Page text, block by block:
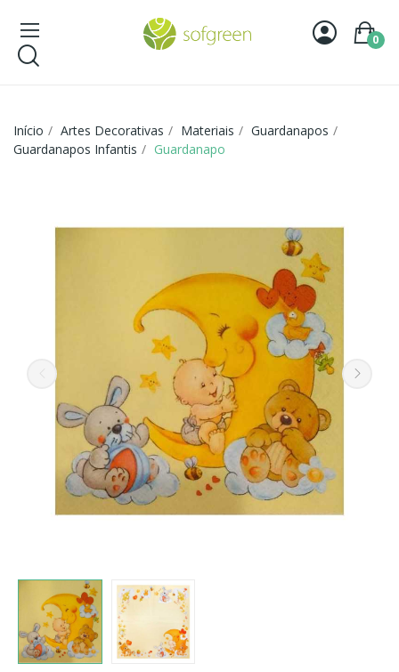
0
Início Artes Decorativas Materiais
Guardanapos
Guardanapos Infantis
Guardanapo